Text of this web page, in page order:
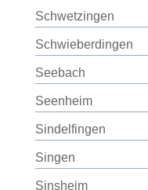
Schwetzingen
Schwieberdingen
Seebach
Seenheim
Sindelfingen
Singen
Sinsheim